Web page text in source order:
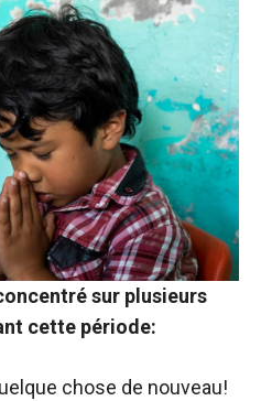
sur plusieurs
cette période:
chose de nouveau!